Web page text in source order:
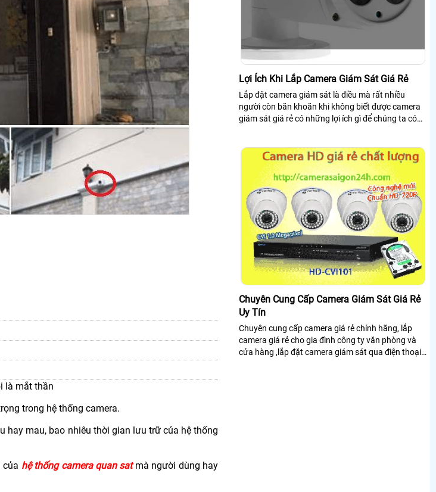
là mắt thần
trong hệ thống camera.
hay mau, bao nhiêu thời gian lưu trữ của hệ thống
của hệ thống camera quan satmà người dùng hay
Lợi Ích Khi Lắp Camera Giám Sát Giá Rẻ
Lắp đặt camera giám sát là điều mà rất nhiều
người còn băn khoăn khi không biết được camera
giám sát giá rẻ có những lợi ích gì để chúng ta có
Chuyên Cung Cấp Camera Giám Sát Giá Rẻ
Uy Tín
Chuyên cung cấp camera giá rẻ chính hãng, lắp
camera giá rẻ cho gia đình công ty văn phòng và
cửa hàng ,lắp đặt camera giám sát qua điện thoại